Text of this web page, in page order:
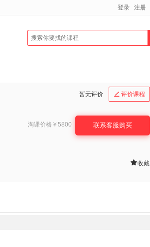
暂无评价  评价课程
淘课价格 ￥5800 联系客服购买
收藏
登录 注册